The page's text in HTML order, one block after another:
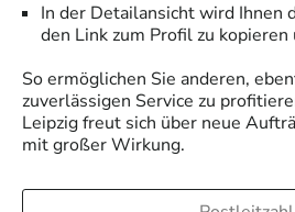
In der Detailansicht wird Ihnen
den Link zum Profil zu
So ermöglichen Sie anderen,
zuverlässigen Service zu
Leipzigfreut sich über neue
mit großer Wirkung.